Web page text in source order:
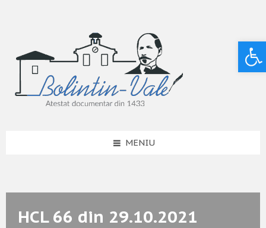
MENIU
HCL 66 din 29.10.2021
Deschide bara de unelte